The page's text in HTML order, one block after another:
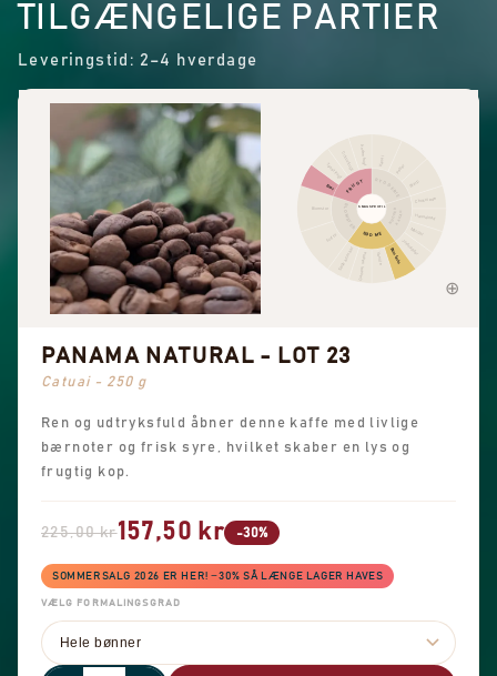
TILGÆNGELIGE PARTIER
Leveringstid: 2–4 hverdage
Kanel
Peber
Skarp
Chokolade
Hasselnød
Mandel
Jordnødder
Brun farin
Generel sødme
Søde aromaer
Sort te
Blomster
Bær
Tørret frugt
Anden frugt
SØDME
BLOMSTER
FRUGT
SMAGSPROFIL
PANAMA NATURAL - LOT 23
Catuai - 250 g
Ren og udtryksfuld åbner denne kaffe med livlige
bærnoter og frisk syre, hvilket skaber en lys og
frugtig kop.
225,00 kr157,50 kr -30%
SOMMERSALG 2026 ER HER! −30% SÅ LÆNGE LAGER HAVES
VÆLG FORMALINGSGRAD